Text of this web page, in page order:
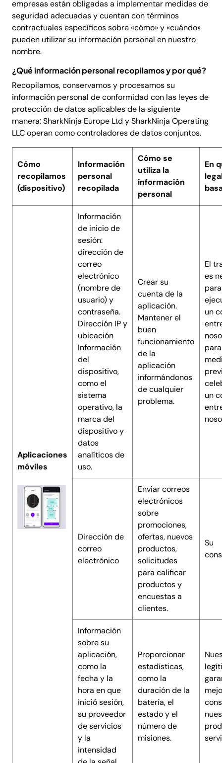
empresas están obligadas a implementar medidas de
seguridad adecuadas y cuentan con términos
contractuales específicos sobre «cómo» y «cuándo»
pueden utilizar su información personal en nuestro
nombre.
¿Qué información personal recopilamos y por qué?
Recopilamos, conservamos y procesamos su
información personal de conformidad con las leyes de
protección de datos aplicables de la siguiente
manera: SharkNinja Europe Ltd y SharkNinja Operating
LLC operan como controladores de datos conjuntos.
Cómo
recopilamos
(dispositivo)
Información
personal
recopilada
Cómo se
utiliza la
información
personal
En
Aplicaciones
móviles
Información
de inicio de
sesión:
dirección de
correo
electrónico
(nombre de
usuario) y
contraseña.
Dirección IP y
ubicación
Información
del
dispositivo,
como el
sistema
operativo, la
marca del
dispositivo y
datos
analíticos de
uso.
Crear su
cuenta de la
aplicación.
Mantener el
buen
funcionamiento
de la
aplicación
informándonos
de cualquier
problema.
El
es
un
un
Dirección de
correo
electrónico
Enviar correos
electrónicos
sobre
promociones,
ofertas, nuevos
productos,
solicitudes
para calificar
productos y
encuestas a
clientes.
Su
Información
sobre su
aplicación,
como la
fecha y la
hora en que
inició sesión,
su proveedor
de servicios
y la
intensidad
Proporcionar
estadísticas,
como la
duración de la
batería, el
estado y el
número de
misiones.